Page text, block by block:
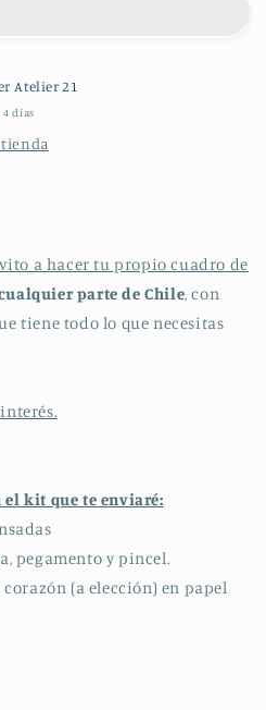
Atelier 21
días
a hacer tu propio cuadro de
parte de Chile, con
tiene todo lo que necesitas
kit que te enviaré:
pegamento y pincel.
(a elección) en papel